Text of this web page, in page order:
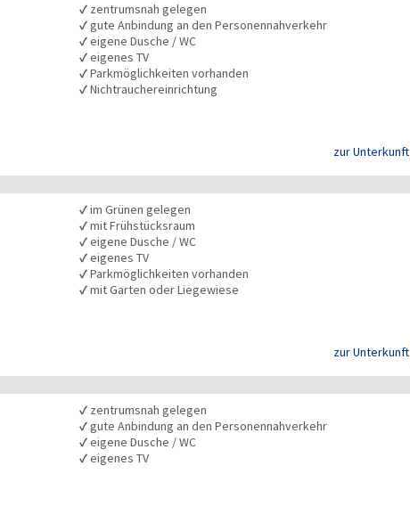
✓ zentrumsnah gelegen
✓gute Anbindung an den Personennahverkehr
✓eigene Dusche / WC
✓eigenes TV
✓Parkmöglichkeiten vorhanden
✓Nichtrauchereinrichtung
zur Unterkunft
✓im Grünen gelegen
✓mit Frühstücksraum
✓eigene Dusche / WC
✓eigenes TV
✓Parkmöglichkeiten vorhanden
✓mit Garten oder Liegewiese
zur Unterkunft
✓ zentrumsnah gelegen
✓gute Anbindung an den Personennahverkehr
✓eigene Dusche / WC
✓eigenes TV